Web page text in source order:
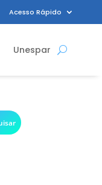
Acesso Rápido
Unespar